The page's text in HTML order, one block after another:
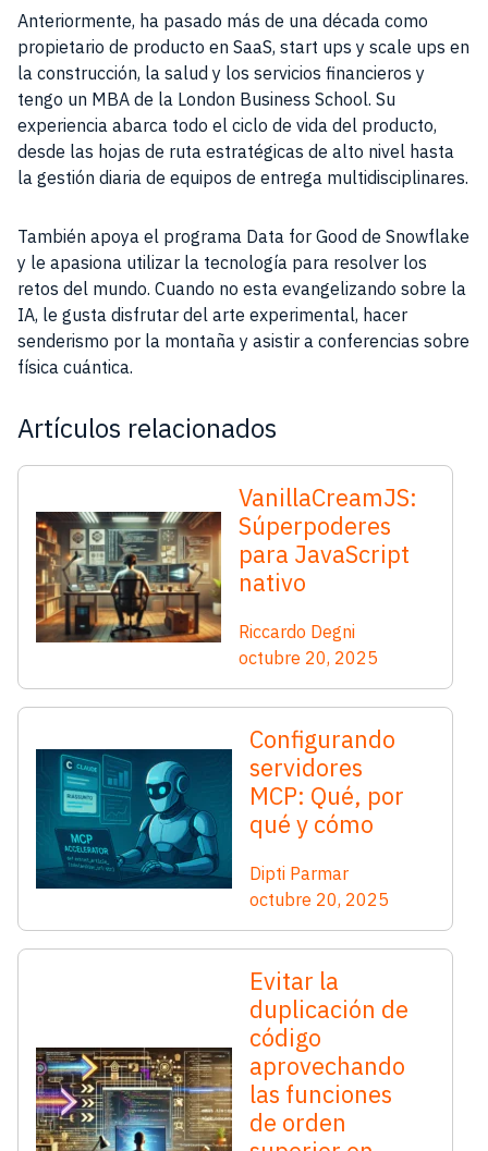
Anteriormente, ha pasado más de una década como
propietario de producto en SaaS, start ups y scale ups en
la construcción, la salud y los servicios financieros y
tengo un MBA de la London Business School. Su
experiencia abarca todo el ciclo de vida del producto,
desde las hojas de ruta estratégicas de alto nivel hasta
la gestión diaria de equipos de entrega multidisciplinares.
También apoya el programa Data for Good de Snowflake
y le apasiona utilizar la tecnología para resolver los
retos del mundo. Cuando no esta evangelizando sobre la
IA, le gusta disfrutar del arte experimental, hacer
senderismo por la montaña y asistir a conferencias sobre
física cuántica.
Artículos relacionados
VanillaCreamJS:
Súperpoderes
para JavaScript
nativo
Riccardo Degni
octubre 20, 2025
Configurando
servidores
MCP: Qué, por
qué y cómo
Dipti Parmar
octubre 20, 2025
Evitar la
duplicación de
código
aprovechando
las funciones
de orden